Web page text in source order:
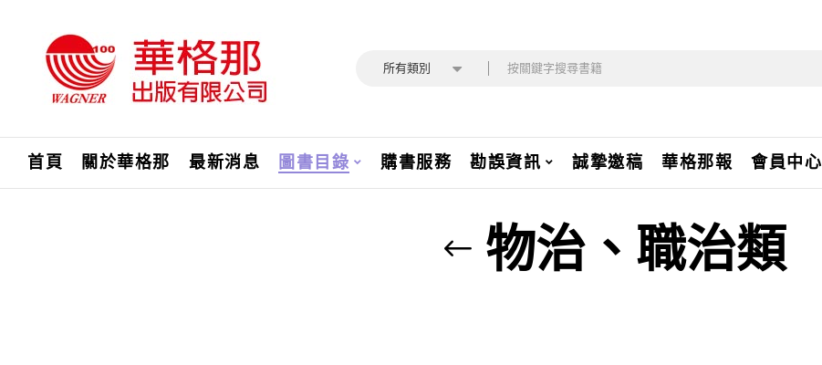
所有類別
首頁 關於華格那 最新消息 圖書目錄 購書服務 勘誤資訊 誠摯邀稿 華格那報 會員中心
物治、職治類